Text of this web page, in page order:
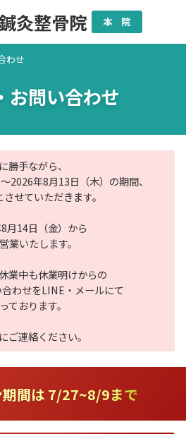
灸整骨院 本 院
わせ
お問い合わせ
勝手ながら、
2026年8月13日（木）の期間、
せていただきます。
月14日（金）から
業いたします。
業中も休業明けからの
わせをLINE・メールにて
ております。
ご連絡ください。
期間は 7/27~8/9まで